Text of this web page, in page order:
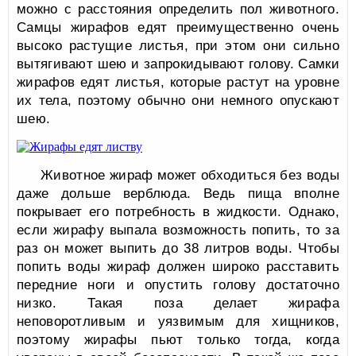
можно с расстояния определить пол животного.
Самцы жирафов едят преимущественно очень
высоко растущие листья, при этом они сильно
вытягивают шею и запрокидывают голову. Самки
жирафов едят листья, которые растут на уровне
их тела, поэтому обычно они немного опускают
шею.
Животное жираф может обходиться без воды
даже дольше верблюда. Ведь пища вполне
покрывает его потребность в жидкости. Однако,
если жирафу выпала возможность попить, то за
раз он может выпить до 38 литров воды. Чтобы
попить воды жираф должен широко расставить
передние ноги и опустить голову достаточно
низко. Такая поза делает жирафа
неповоротливым и уязвимым для хищников,
поэтому жирафы пьют только тогда, когда